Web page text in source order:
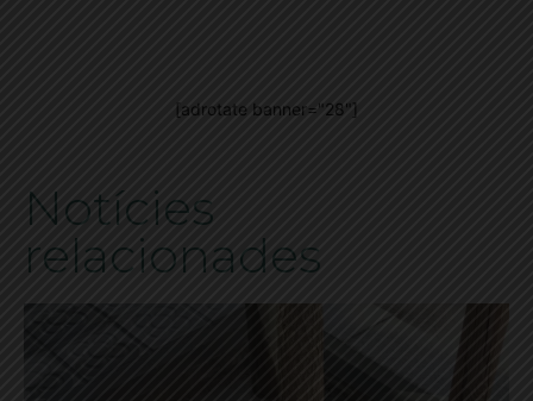
[adrotate banner="28"]
Notícies
relacionades